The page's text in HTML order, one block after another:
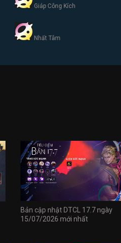
Giáp Công Kích
Nhất Tâm
Bản cập nhật DTCL 17.7 ngày
15/07/2026 mới nhất